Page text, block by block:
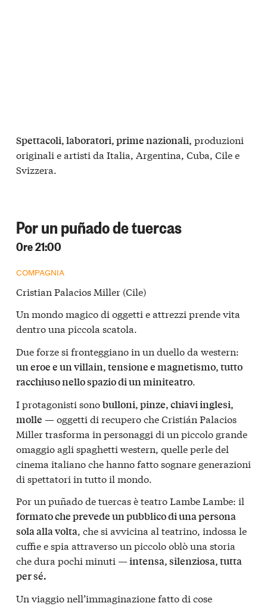
Spettacoli, laboratori, prime nazionali, produzioni
originali e artisti da Italia, Argentina, Cuba, Cile e
Svizzera.
Por un puñado de tuercas
Ore 21:00
COMPAGNIA
Cristian Palacios Miller (Cile)
Un mondo magico di oggetti e attrezzi prende vita
dentro una piccola scatola.
Due forze si fronteggiano in un duello da western:
un eroe e un villain, tensione e magnetismo, tutto
racchiuso nello spazio di un miniteatro.
I protagonisti sonobulloni, pinze, chiavi inglesi,
molle — oggetti di recupero che Cristián Palacios
Miller trasforma in personaggi di un piccolo grande
omaggio agli spaghetti western, quelle perle del
cinema italiano che hanno fatto sognare generazioni
di spettatori in tutto il mondo.
Por un puñado de tuercas è teatro Lambe Lambe: il
formato che prevede un pubblico di una persona
sola alla volta, che si avvicina al teatrino, indossa le
cuffie e spia attraverso un piccolo oblò una storia
che dura pochi minuti —intensa, silenziosa, tutta
per sé.
Un viaggio nell’immaginazione fatto di cose